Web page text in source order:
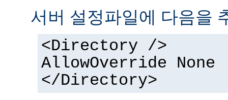
서버 설정파일에 다음을
<Directory />
AllowOverride None
</Directory>